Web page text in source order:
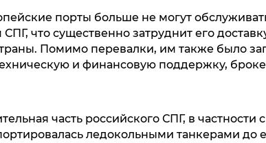
порты больше не могут
что существенно затруднит его
Помимо перевалки, им также было
и финансовую поддержку,
часть российского СПГ, в частности
ледокольными танкерами до